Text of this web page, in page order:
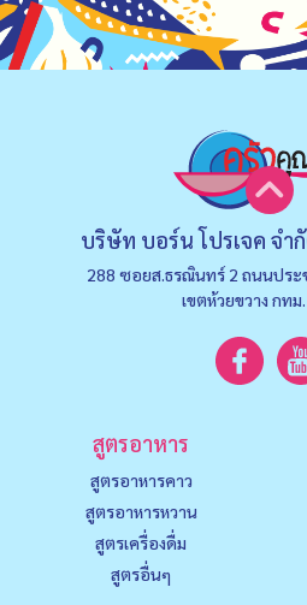
บริษัท บอร์น โปรเจค จำ
288 ซอยส.ธรณินทร์ 2 ถนนประ
เขตห้วยขวาง กท
สูตรอาหาร
สูตรอาหารคาว
สูตรอาหารหวาน
สูตรเครื่องดื่ม
สูตรอื่นๆ